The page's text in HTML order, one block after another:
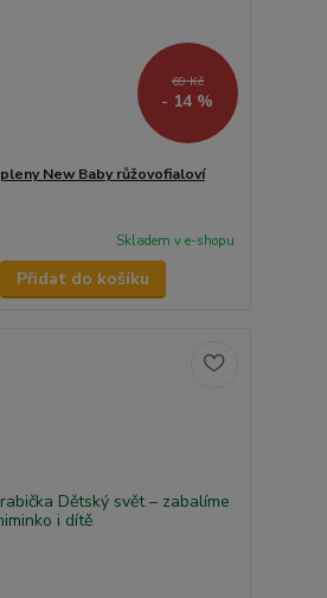
69 Kč
- 14 %
New Baby růžovofialoví
Skladem v e-shopu
Přidat do košíku